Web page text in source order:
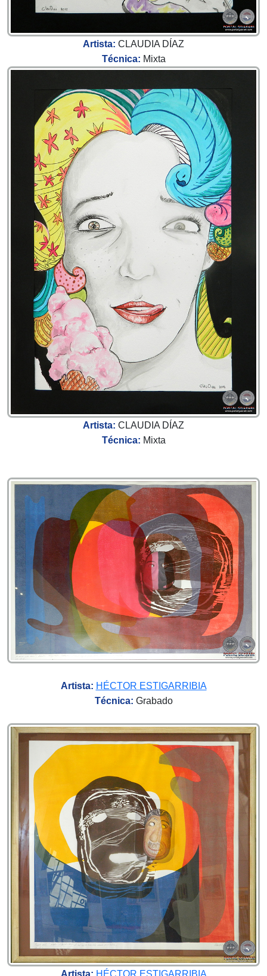
Artista: CLAUDIA DÍAZ
Técnica: Mixta
Artista: CLAUDIA DÍAZ
Técnica: Mixta
Artista: HÉCTOR ESTIGARRIBIA
Técnica: Grabado
Artista: HÉCTOR ESTIGARRIBIA